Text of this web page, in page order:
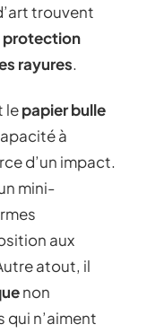
trouvent
protection
rayures.
lepapier bulle
à
d’un impact.
mini-
aux
atout, il
non
n’aiment